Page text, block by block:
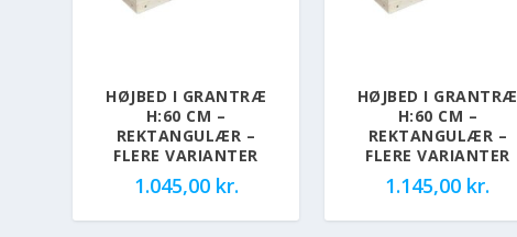
HØJBED I GRANTRÆ
H:60 CM –
REKTANGULÆR –
FLERE VARIANTER
1.045,00 kr.
HØJBED I GRANTRÆ
H:60 CM –
REKTANGULÆR –
FLERE VARIANTER
1.145,00 kr.